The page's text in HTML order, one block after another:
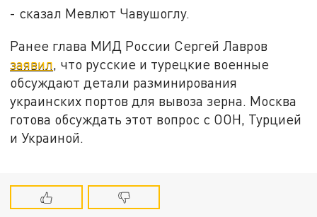
- сказал Мевлют Чавушоглу.
Ранее глава МИД России Сергей Лавров
заявил, что русские и турецкие военные
обсуждают детали разминирования
украинских портов для вывоза зерна. Москва
готова обсуждать этот вопрос с ООН, Турцией
и Украиной.